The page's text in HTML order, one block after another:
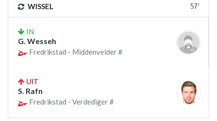
WISSEL 57'
IN
G. Wesseh
Fredrikstad - Middenvelder #
UIT
S. Rafn
Fredrikstad - Verdediger #